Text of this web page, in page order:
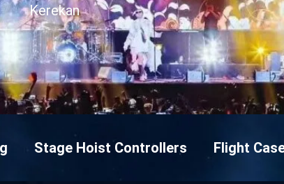
Kerekan
Stage Hoist Controllers Flight